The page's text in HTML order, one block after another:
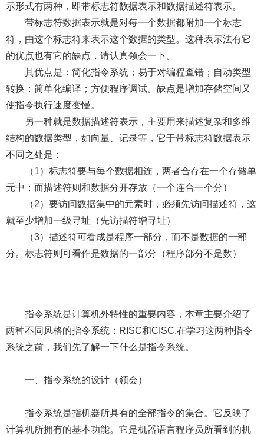
示形式有两种，即带标志符数据表示和数据描述符表示。
带标志符数据表示就是对每一个数据都附加一个标志
符，由这个标志符来表示这个数据的类型。这种表示法有它
的优点也有它的缺点，请认真领会一下。
其优点是：简化指令系统；易于对编程查错；自动类型
转换；简单化编译；方便程序调试。缺点是增加存储空间又
使指令执行速度变慢。
另一种就是数据描述符表示，主要用来描述复杂和多维
结构的数据类型，如向量、记录等，它于带标志符数据表示
不同之处是：
（1）标志符要与每个数据相连，两者合存在一个存储单
元中；而描述符则和数据分开存放（一个连合一个分）
（2）要访问数据集中的元素时，必须先访问描述符，这
就至少增加一级寻址（先访描符增寻址）
（3）描述符可看成是程序一部分，而不是数据的一部
分。标志符则可看作是数据的一部分（程序部分不是数）
指令系统是计算机外特性的重要内容，本章主要介绍了
两种不同风格的指令系统：RISC和CISC.在学习这两种指令
系统之前，我们先了解一下什么是指令系统。
一、指令系统的设计（领会）
指令系统是指机器所具有的全部指令的集合。它反映了
计算机所拥有的基本功能。它是机器语言程序员所看到的机